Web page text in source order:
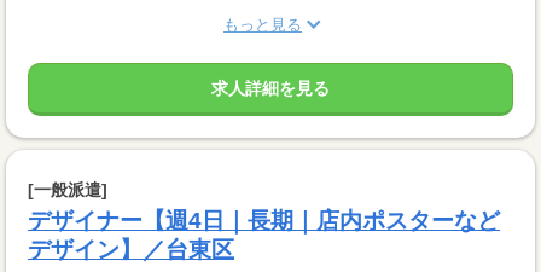
もっと見る
求人詳細を見る
[一般派遣]
デザイナー【週4日｜長期｜店内ポスターなど
デザイン】／台東区